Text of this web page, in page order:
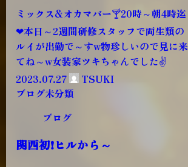
ミックス&オカマバー🍸20時～朝4時迄
❤本日～2週間研修スタッフで両生類の
ルイが出勤で～すw物珍しいので見に来
てね～w女装家ツキちゃんでした✌
2023.07.27
TSUKI
ブログ未分類
ブログ
関西初❗ヒルから～